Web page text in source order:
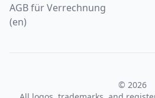
AGB für Verrechnung
(en)
© 2026